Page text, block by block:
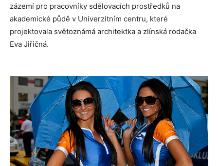
zázemí pro pracovníky sdělovacích prostředků na
akademické půdě v Univerzitním centru, které
projektovala světoznámá architektka a zlínská rodačka
Eva Jiřičná.